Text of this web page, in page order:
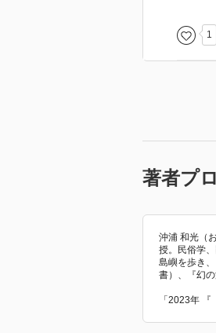
本書
防法』
は憲法
１つ
歴史を
に、ハ
編者は
ってい
構成
に数
1
著者プ
沖浦 和光（
授。民俗学
島嶼を歩き
書）、『幻
「2023年